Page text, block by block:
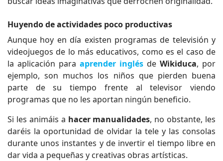
Huyendo de actividades poco productivas
Aunque hoy en día existen programas de televisión y
videojuegos de lo más educativos, como es el caso de
la aplicación para aprender inglés de Wikiduca, por
ejemplo, son muchos los niños que pierden buena
parte de su tiempo frente al televisor viendo
programas que no les aportan ningún beneficio.
Si les animáis a hacer manualidades, no obstante, les
daréis la oportunidad de olvidar la tele y las consolas
durante unos instantes y de invertir el tiempo libre en
dar vida a pequeñas y creativas obras artísticas.